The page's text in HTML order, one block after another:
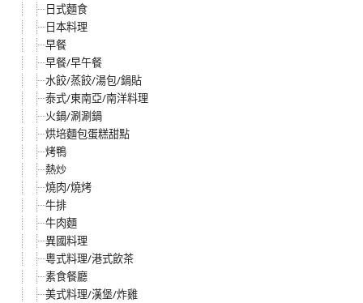
日式麵食
日本料理
早餐
早餐/早午餐
水餃/蒸餃/湯包/鍋貼
泰式/東南亞/南洋料理
火鍋/涮涮鍋
烘培麵包蛋糕甜點
烤鴨
熱炒
燒肉/燒烤
牛排
牛肉麵
異國料理
粵式料理/港式飲茶
素食餐廳
美式料理/漢堡/炸雞